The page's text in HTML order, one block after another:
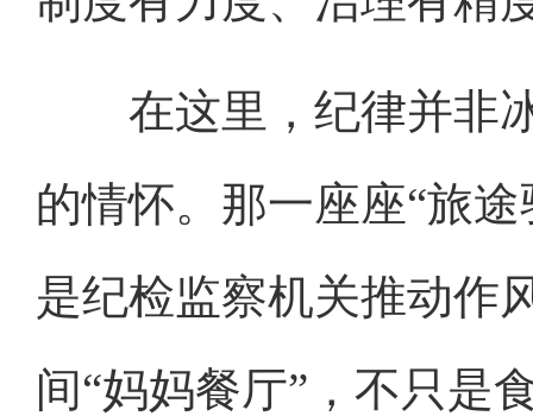
在这里，纪律并非冰
的情怀。那一座座“旅
是纪检监察机关推动作
间“妈妈餐厅”，不只是